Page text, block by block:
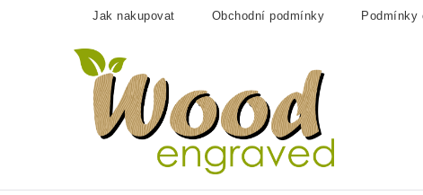
Jak nakupovat Obchodní podmínky Podmínky